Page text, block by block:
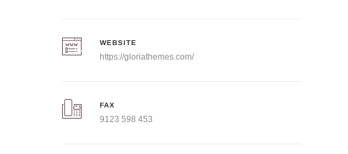
WEBSITE
https://gloriathemes.com/
FAX
9123 598 453